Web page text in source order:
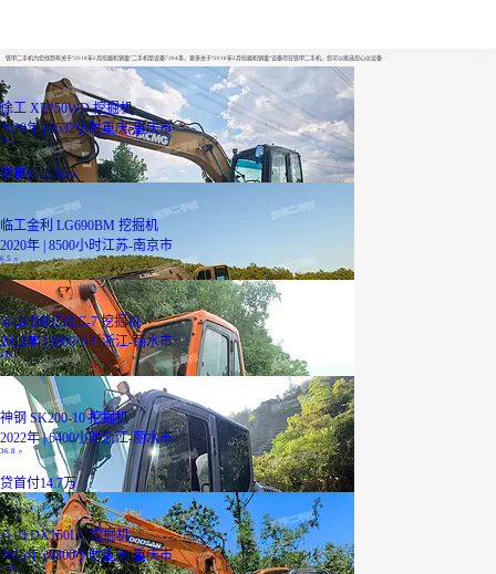
铁甲二手机为您找到有关于“2018年2月挖掘机销量”二手机型设备7304条，更多关于“2018年2月挖掘机销量”设备尽在铁甲二手机，您可以挑选您心仪设备
徐工 XE150WD 挖掘机
2020年 | 8532小时重庆-重庆市
29万
贷首付11.6万
临工金利 LG690BM 挖掘机
2020年 | 8500小时江苏-南京市
6.5
斗山 DH150LC-7 挖掘机
2012年 | 9800小时浙江-丽水市
5.9万
神钢 SK200-10 挖掘机
2022年 | 6400小时浙江-丽水市
36.8 万
贷首付14.7万
斗山 DX150LC 挖掘机
2015年 | 9800小时重庆-重庆市
11.8 万